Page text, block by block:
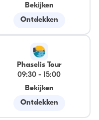
Bekijken
Ontdekken
Phaselis Tour
09:30 -
15:00
Bekijken
Ontdekken